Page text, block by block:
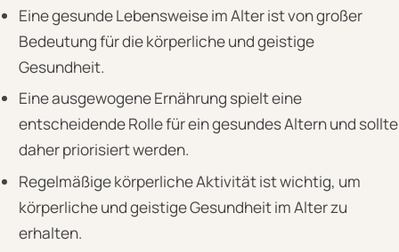
Eine gesunde Lebensweise im Alter ist von großer
Bedeutung für die körperliche und geistige
Gesundheit.
Eine ausgewogene Ernährung spielt eine
entscheidende Rolle für ein gesundes Altern und sollte
daher priorisiert werden.
Regelmäßige körperliche Aktivität ist wichtig, um
körperliche und geistige Gesundheit im Alter zu
erhalten.